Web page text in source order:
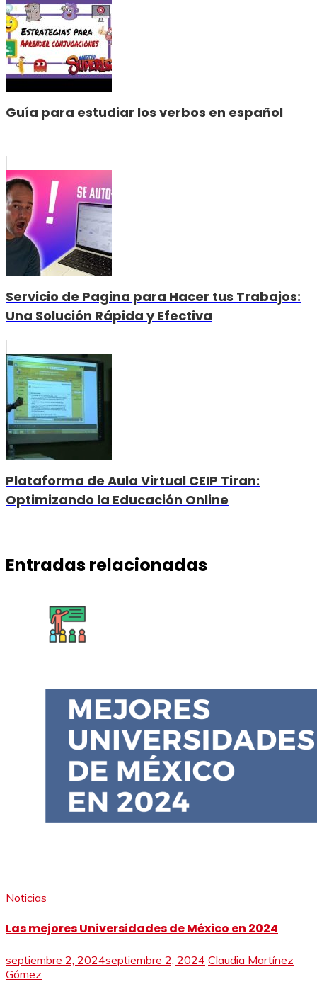
Guía para estudiar los verbos en español
Servicio de Pagina para Hacer tus Trabajos:
Una Solución Rápida y Efectiva
Plataforma de Aula Virtual CEIP Tiran:
Optimizando la Educación Online
Entradas relacionadas
Noticias
Las mejores Universidades de México en 2024
septiembre 2, 2024septiembre 2, 2024 Claudia Martínez
Gómez